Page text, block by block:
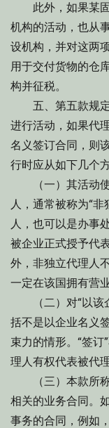
此外，如果某固
机构的活动，也从
设机构，并对这两
用于交付货物的仓
构并征税。
五、第五款规定
进行活动，如果代
名义签订合同，则
行时应从如下几个
（一）其活动使
人，通常被称为“
人，也可以是办事
被企业正式授予代
外，非独立代理人
一定在该国拥有营业
（二）对“以该
括不是以企业名义
束力的情形。“签
理人有权代表被代
（三）本款所称
相关的业务合同。
事务的合同，例如